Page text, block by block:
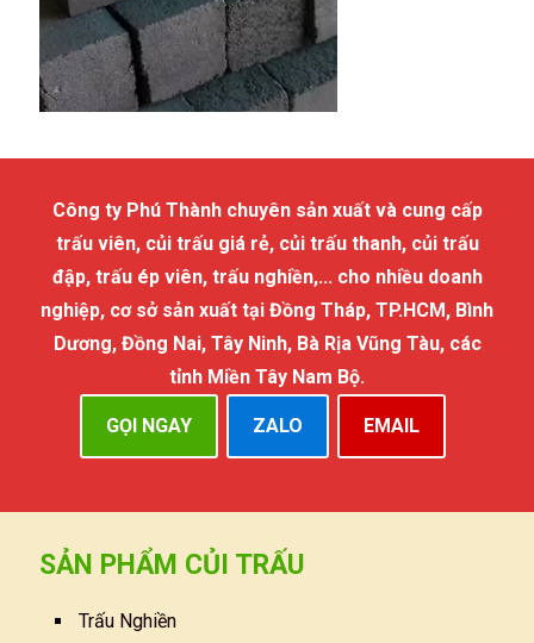
Công ty Phú Thành chuyên sản xuất và cung cấp
trấu viên, củi trấu giá rẻ, củi trấu thanh, củi trấu
đập, trấu ép viên, trấu nghiền,... cho nhiều doanh
nghiệp, cơ sở sản xuất tại Đồng Tháp, TP.HCM, Bình
Dương, Đồng Nai, Tây Ninh, Bà Rịa Vũng Tàu, các
tỉnh Miền Tây Nam Bộ.
GỌI NGAY ZALO EMAIL
SẢN PHẨM CỦI TRẤU
Trấu Nghiền